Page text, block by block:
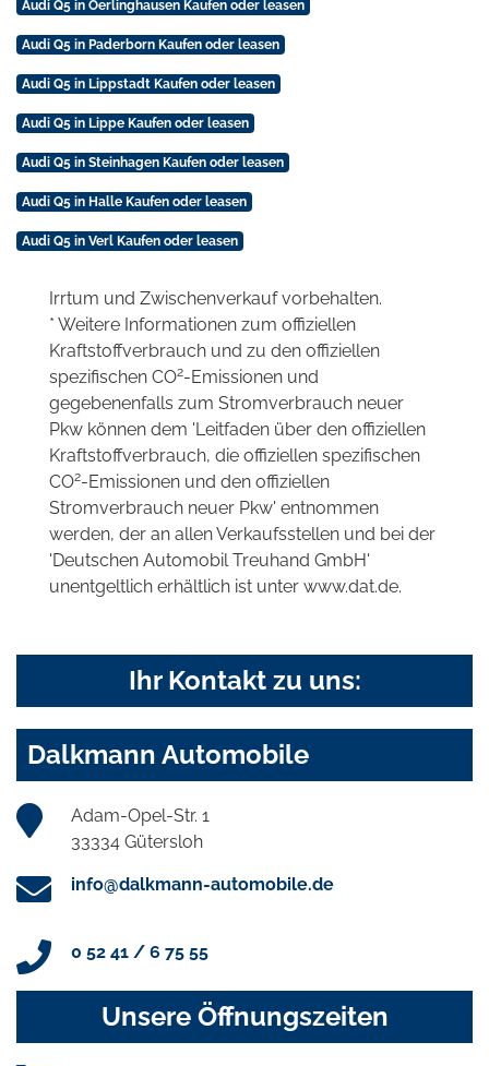
Audi Q5 in Oerlinghausen Kaufen oder leasen
Audi Q5 in Paderborn Kaufen oder leasen
Audi Q5 in Lippstadt Kaufen oder leasen
Audi Q5 in Lippe Kaufen oder leasen
Audi Q5 in Steinhagen Kaufen oder leasen
Audi Q5 in Halle Kaufen oder leasen
Audi Q5 in Verl Kaufen oder leasen
Irrtum und Zwischenverkauf vorbehalten.
* Weitere Informationen zum offiziellen
Kraftstoffverbrauch und zu den offiziellen
spezifischen CO2-Emissionen und
gegebenenfalls zum Stromverbrauch neuer
Pkw können dem 'Leitfaden über den offiziellen
Kraftstoffverbrauch, die offiziellen spezifischen
CO2-Emissionen und den offiziellen
Stromverbrauch neuer Pkw' entnommen
werden, der an allen Verkaufsstellen und bei der
'Deutschen Automobil Treuhand GmbH'
unentgeltlich erhältlich ist unter www.dat.de.
Ihr Kontakt zu uns:
Dalkmann Automobile
Adam-Opel-Str. 1
33334 Gütersloh
info@dalkmann-automobile.de
0 52 41 / 6 75 55
Unsere Öffnungszeiten